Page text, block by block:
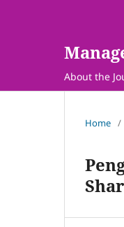
About the
Home /